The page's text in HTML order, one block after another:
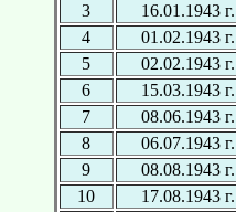
3
16.01.1943 г.
4
01.02.1943 г.
5
02.02.1943 г.
6
15.03.1943 г.
7
08.06.1943 г.
8
06.07.1943 г.
9
08.08.1943 г.
10
17.08.1943 г.